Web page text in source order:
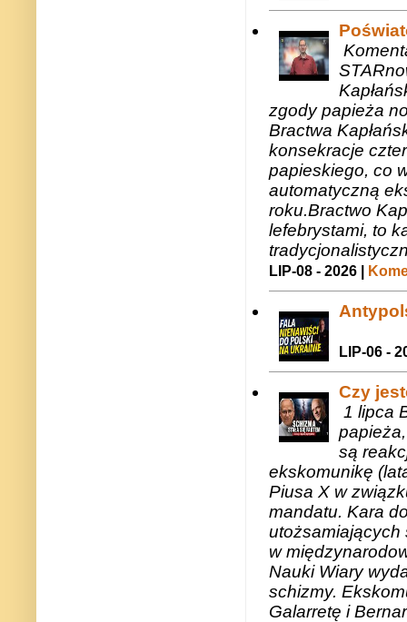
zgody papieża
Bractwa
konsekracje
papieskiego, co
automatyczną
roku.Bractwo
lefebrystami, to
LIP-08 - 2026 |
LIP-06 -
Czy
1 lipca
są
ekskomunikę
Piusa X w
mandatu. Kara
utożsamiających
w
Nauki Wiary
schizmy.
Galarretę i